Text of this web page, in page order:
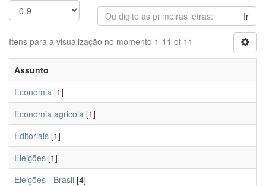
Ir
Itens para a visualização no momento 1-11 of 11
Assunto
Economia [1]
Economia agricola [1]
Editoriais [1]
Eleições [1]
Eleições - Brasil [4]